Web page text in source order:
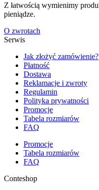
Z łatwością wymienimy
pieniądze.
O zwrotach
Serwis
Jak złożyć zamówienie?
Płatność
Dostawa
Reklamacje i zwroty
Regulamin
Polityka prywatności
Promocje
Tabela rozmiarów
FAQ
Promocje
Tabela rozmiarów
FAQ
Conteshop